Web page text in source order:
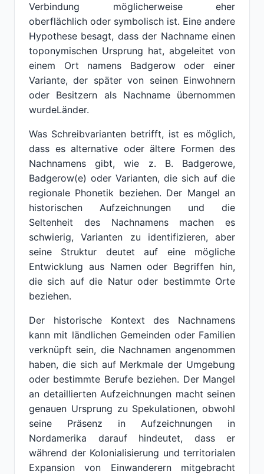
Verbindung möglicherweise eher
oberflächlich oder symbolisch ist. Eine andere
Hypothese besagt, dass der Nachname einen
toponymischen Ursprung hat, abgeleitet von
einem Ort namens Badgerow oder einer
Variante, der später von seinen Einwohnern
oder Besitzern als Nachname übernommen
wurdeLänder.
Was Schreibvarianten betrifft, ist es möglich,
dass es alternative oder ältere Formen des
Nachnamens gibt, wie z. B. Badgerowe,
Badgerow(e) oder Varianten, die sich auf die
regionale Phonetik beziehen. Der Mangel an
historischen Aufzeichnungen und die
Seltenheit des Nachnamens machen es
schwierig, Varianten zu identifizieren, aber
seine Struktur deutet auf eine mögliche
Entwicklung aus Namen oder Begriffen hin,
die sich auf die Natur oder bestimmte Orte
beziehen.
Der historische Kontext des Nachnamens
kann mit ländlichen Gemeinden oder Familien
verknüpft sein, die Nachnamen angenommen
haben, die sich auf Merkmale der Umgebung
oder bestimmte Berufe beziehen. Der Mangel
an detaillierten Aufzeichnungen macht seinen
genauen Ursprung zu Spekulationen, obwohl
seine Präsenz in Aufzeichnungen in
Nordamerika darauf hindeutet, dass er
während der Kolonialisierung und territorialen
Expansion von Einwanderern mitgebracht